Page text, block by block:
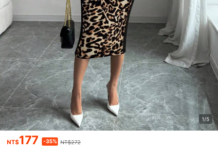
1/5
NT$177 -35% NT$272